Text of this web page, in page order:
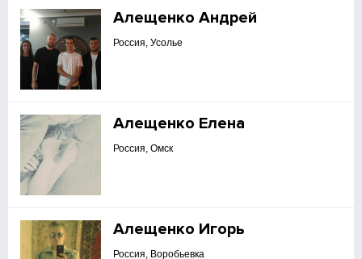
Алещенко Андрей
Россия, Усолье
Алещенко Елена
Россия, Омск
Алещенко Игорь
Россия, Воробьевка